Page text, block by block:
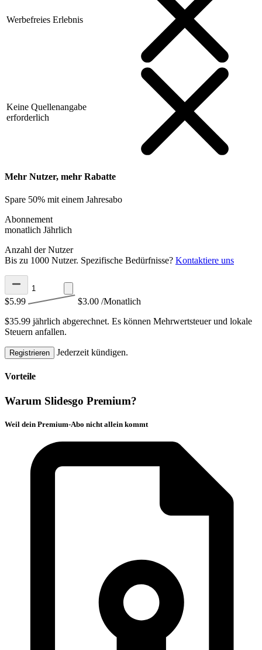
Werbefreies Erlebnis
Keine Quellenangabe
erforderlich
Mehr Nutzer, mehr Rabatte
Spare 50% mit einem Jahresabo
Abonnement
monatlich Jährlich
Anzahl der Nutzer
Bis zu 1000 Nutzer. Spezifische Bedürfnisse? Kontaktiere uns
$5.99 $3.00 /Monatlich
$35.99 jährlich abgerechnet. Es können Mehrwertsteuer und lokale
Steuern anfallen.
Registrieren Jederzeit kündigen.
Vorteile
Warum Slidesgo Premium?
Weil dein Premium-Abo nicht allein kommt